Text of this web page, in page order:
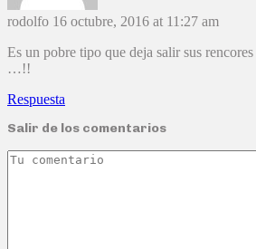
rodolfo 16 octubre, 2016 at 11:27 am
Es un pobre tipo que deja salir sus
…!!
Respuesta
Salir de los comentarios